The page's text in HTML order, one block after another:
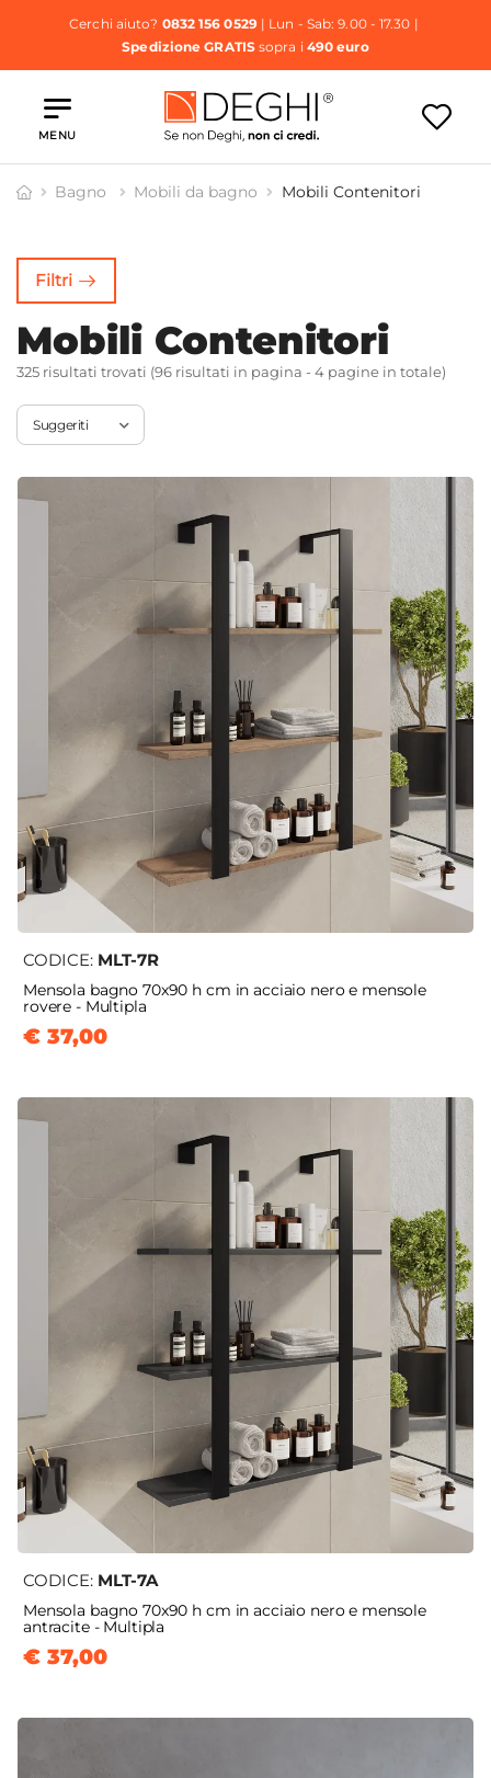
Cerchi aiuto? 0832 156 0529| Lun - Sab: 9.00 - 17.30 |
Spedizione GRATISsopra i 490 euro
MENU
Bagno Mobili da bagno Mobili Contenitori
Contenitori
Filtri
Mobili Contenitori
325 risultati trovati (96 risultati in pagina - 4 pagine in totale)
CODICE: MLT-7R
Mensola bagno 70x90 h cm in acciaio nero e mensole
rovere - Multipla
€ 37,00
CODICE: MLT-7A
Mensola bagno 70x90 h cm in acciaio nero e mensole
antracite - Multipla
€ 37,00